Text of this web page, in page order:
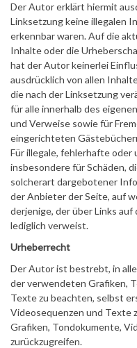
Der Autor erklärt hiermit
Linksetzung keine illegalen
erkennbar waren. Auf die
Inhalte oder die
hat der Autor keinerlei
ausdrücklich von allen
die nach der Linksetzung
für alle innerhalb des
und Verweise sowie für
eingerichteten
Für illegale, fehlerhafte
insbesondere für Schäden,
solcherart dargebotener
der Anbieter der Seite, auf
derjenige, der über Links
lediglich verweist.
Urheberrecht
Der Autor ist bestrebt, in
der verwendeten Grafiken,
Texte zu beachten, selbst
Videosequenzen und Texte
Grafiken, Tondokumente,
zurückzugreifen.